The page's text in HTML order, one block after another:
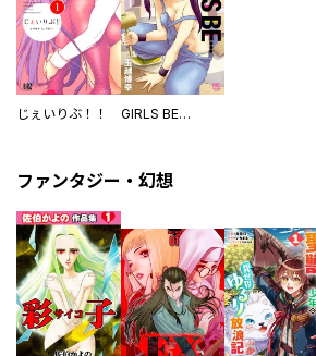
じぇいりぶ！！ GIRLS BE…
ファンタジー・幻想